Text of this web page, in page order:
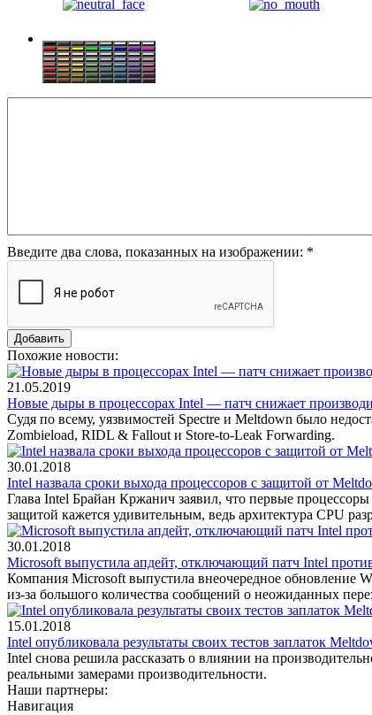
Введите два слова, показанных на изображении: *
Похожие новости:
21.05.2019
Новые дыры в процессорах Intel — патч снижает
Судя по всему, уязвимостей Spectre и Meltdown было
Zombieload, RIDL & Fallout и Store-to-Leak Forwarding.
30.01.2018
Intel назвала сроки выхода процессоров с защитой от
Глава Intel Брайан Кржанич заявил, что первые
защитой кажется удивительным, ведь архитектура CPU
30.01.2018
Microsoft выпустила апдейт, отключающий патч Intel
Компания Microsoft выпустила внеочередное обновление
из-за большого количества сообщений о неожиданных
15.01.2018
Intel опубликовала результаты своих тестов заплаток
Intel снова решила рассказать о влиянии на
реальными замерами производительности.
Наши партнеры:
Навигация